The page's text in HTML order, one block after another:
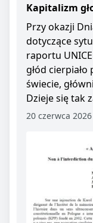
Kapitalizm
Przy okazji
dotyczące
raportu
głód
świecie,
Dzieje się tak
20 czerwca 2026